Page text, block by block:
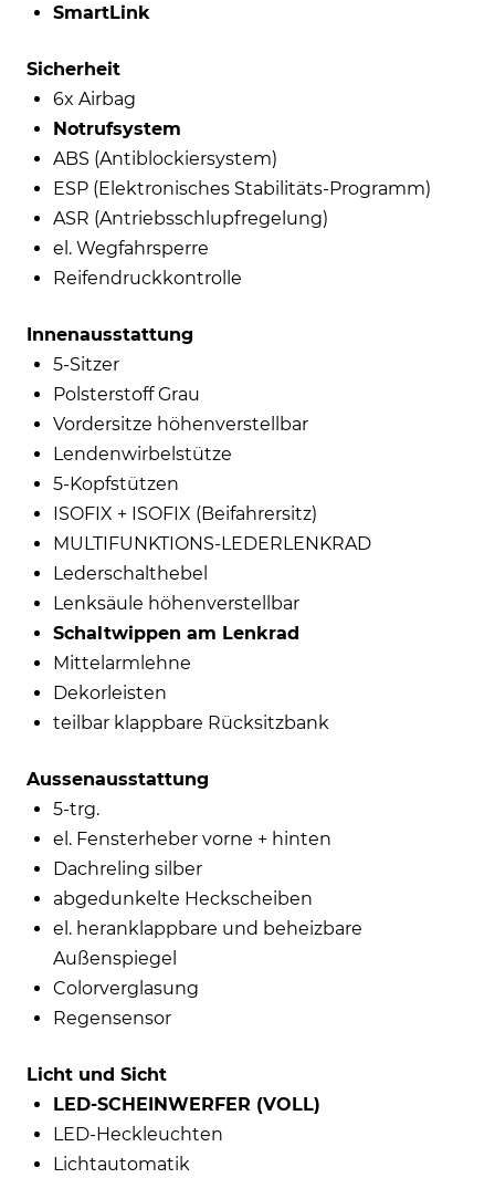
SmartLink
Sicherheit
6x Airbag
Notrufsystem
ABS (Antiblockiersystem)
ESP (Elektronisches Stabilitäts-Programm)
ASR (Antriebsschlupfregelung)
el. Wegfahrsperre
Reifendruckkontrolle
Innenausstattung
5-Sitzer
Polsterstoff Grau
Vordersitze höhenverstellbar
Lendenwirbelstütze
5-Kopfstützen
ISOFIX + ISOFIX (Beifahrersitz)
MULTIFUNKTIONS-LEDERLENKRAD
Lederschalthebel
Lenksäule höhenverstellbar
Schaltwippen am Lenkrad
Mittelarmlehne
Dekorleisten
teilbar klappbare Rücksitzbank
Aussenausstattung
5-trg.
el. Fensterheber vorne + hinten
Dachreling silber
abgedunkelte Heckscheiben
el. heranklappbare und beheizbare
Außenspiegel
Colorverglasung
Regensensor
Licht und Sicht
LED-SCHEINWERFER (VOLL)
LED-Heckleuchten
Lichtautomatik